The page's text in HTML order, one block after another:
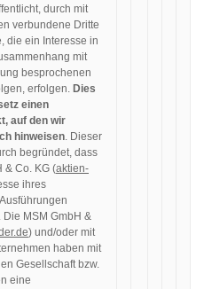
durch mit
verbundene Dritte
die ein Interesse in
mit
besprochenen
erfolgen. Dies
einen
auf den wir
hinweisen. Dieser
begründet, dass
& Co. KG (aktien-
ihres
MSM GmbH &
) und/oder mit
haben mit
Gesellschaft bzw.
eine